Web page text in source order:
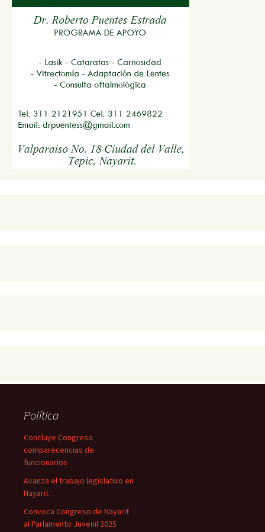
Política
Concluye Congreso
comparecencias de
funcionarios
Avanza el trabajo legislativo en
Nayarit
Convoca Congreso de Nayarit
al Parlamento Juvenil 2025